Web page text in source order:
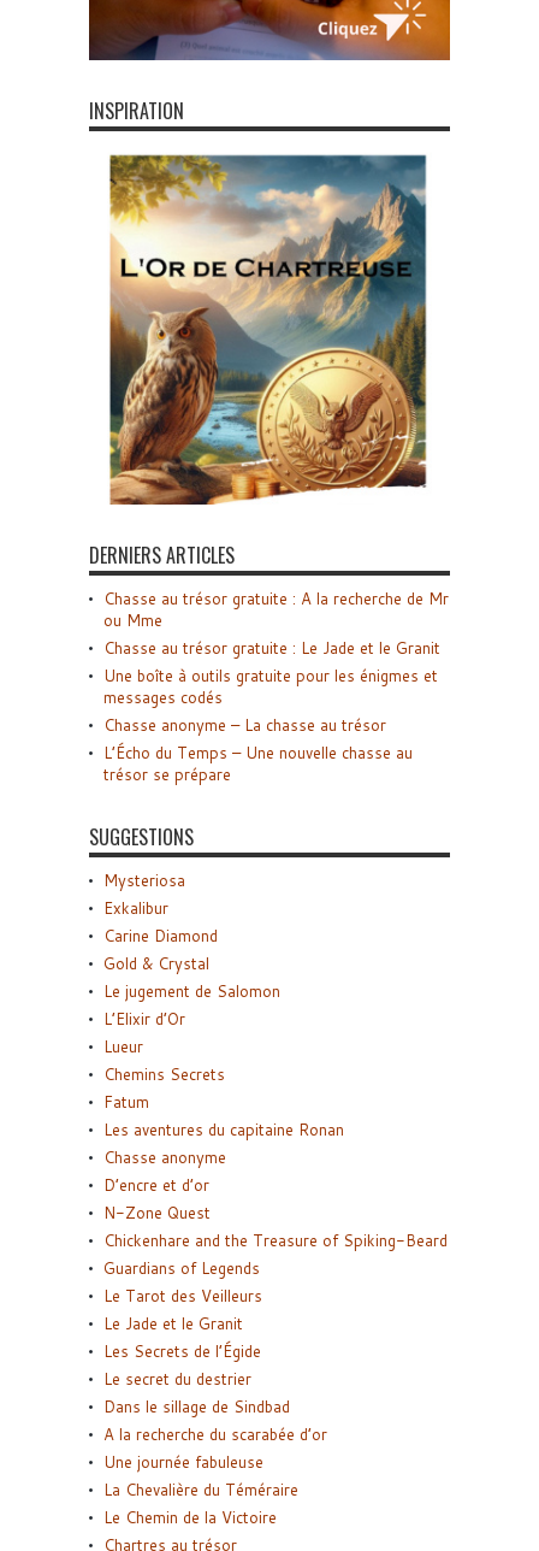
INSPIRATION
DERNIERS ARTICLES
Chasse au trésor gratuite : A la recherche de Mr
ou Mme
Chasse au trésor gratuite : Le Jade et le Granit
Une boîte à outils gratuite pour les énigmes et
messages codés
Chasse anonyme – La chasse au trésor
L’Écho du Temps – Une nouvelle chasse au
trésor se prépare
SUGGESTIONS
Mysteriosa
Exkalibur
Carine Diamond
Gold & Crystal
Le jugement de Salomon
L’Elixir d’Or
Lueur
Chemins Secrets
Fatum
Les aventures du capitaine Ronan
Chasse anonyme
D’encre et d’or
N-Zone Quest
Chickenhare and the Treasure of Spiking-Beard
Guardians of Legends
Le Tarot des Veilleurs
Le Jade et le Granit
Les Secrets de l’Égide
Le secret du destrier
Dans le sillage de Sindbad
A la recherche du scarabée d’or
Une journée fabuleuse
La Chevalière du Téméraire
Le Chemin de la Victoire
Chartres au trésor